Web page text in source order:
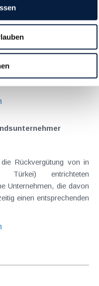
haben Ferialjobs
Anreiz, im Sommer
das Sammeln von
Rückvergütung von in
Türkei) entrichteten
Unternehmen, die davon
einen entsprechenden